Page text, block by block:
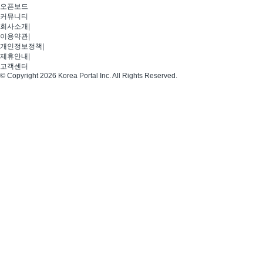
오픈보드
커뮤니티
회사소개
이용약관
개인정보정책
제휴안내
고객센터
© Copyright 2026 Korea Portal Inc. All Rights Reserved.